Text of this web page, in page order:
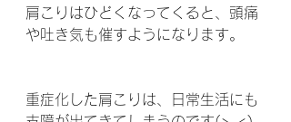
肩こりはひどくなってくると、頭痛
や吐き気も催すようになります。
重症化した肩こりは、日常生活にも